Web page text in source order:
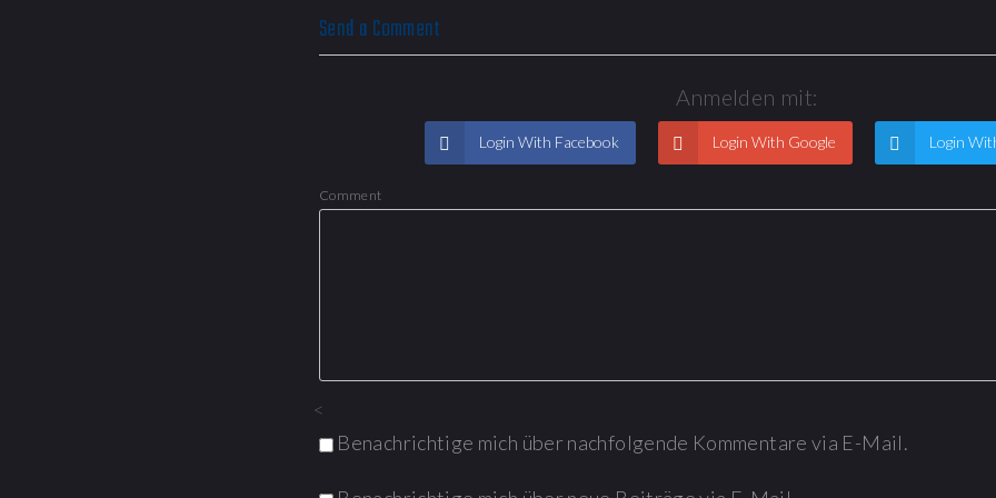
Send a Comment
Anmelden mit:
Login With Facebook Login With Google Login
Comment
<
Benachrichtige mich über nachfolgende Kommentare via E-Mail.